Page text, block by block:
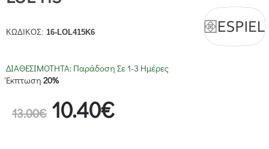
ΚΩΔΙΚΟΣ: 16-LOL415K6
ΔΙΑΘΕΣΙΜΟΤΗΤΑ: Παράδοση Σε 1-3 Ημέρες
Έκπτωση 20%
13.00€ 10.40€